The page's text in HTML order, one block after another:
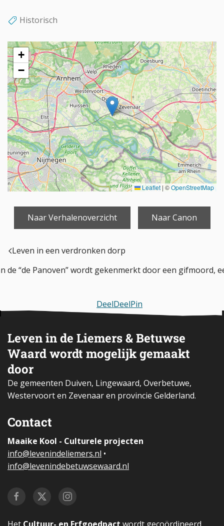
Historisch
+
−
Leaflet | ©OpenStreetMap
Naar Verhalenoverzicht Naar Canon
Leven in een verdronken dorp
de “de Panoven” wordt gekenmerkt door een gifmoord,
DeelDeelPin
Leven in de Liemers & Betuwse
Waard wordt mogelijk gemaakt
door
De gemeenten Duiven, Lingewaard, Overbetuwe,
Westervoort en Zevenaar en provincie Gelderland.
Contact
Maaike Kool - Culturele projecten
info@levenindeliemers.nl •
info@levenindebetuwsewaard.nl